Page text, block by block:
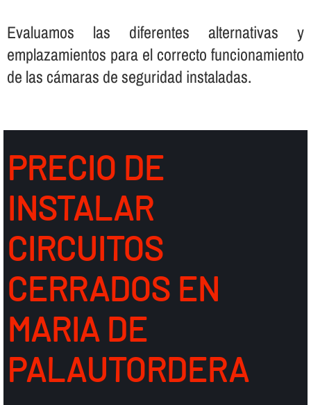
Evaluamos las diferentes alternativas y
emplazamientos para el correcto funcionamiento
de las cámaras de seguridad instaladas.
PRECIO DE
INSTALAR
CIRCUITOS
CERRADOS EN
MARIA DE
PALAUTORDERA